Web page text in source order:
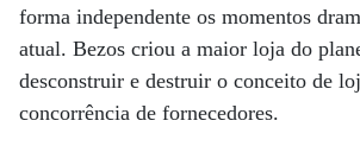
forma independente os momentos
atual. Bezos criou a maior loja do
desconstruir e destruir o conceito de
concorrência de fornecedores.